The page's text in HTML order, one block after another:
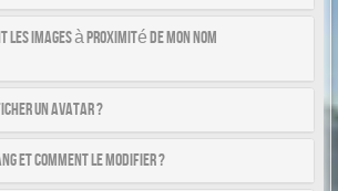
les images à proximité de mon nom
un avatar ?
et comment le modifier ?